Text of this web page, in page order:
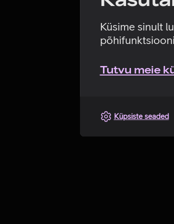
Küsime sinult
Tutvu meie
Küpsiste seaded